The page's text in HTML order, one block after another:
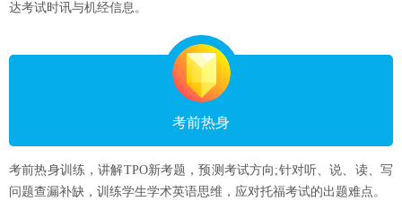
达考试时讯与机经信息。
考前热身
考前热身训练，讲解TPO新考题，预测考试方向;针对听、说、读、写
问题查漏补缺，训练学生学术英语思维，应对托福考试的出题难点。